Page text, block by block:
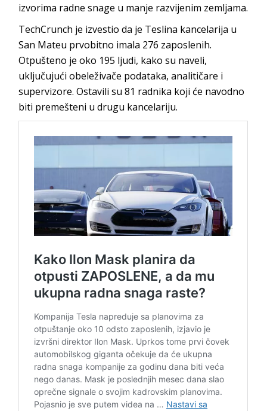
izvorima radne snage u manje razvijenim zemljama.
TechCrunch je izvestio da je Teslina kancelarija u
San Mateu prvobitno imala 276 zaposlenih.
Otpušteno je oko 195 ljudi, kako su naveli,
uključujući obeleživače podataka, analitičare i
supervizore. Ostavili su 81 radnika koji će navodno
biti premešteni u drugu kancelariju.